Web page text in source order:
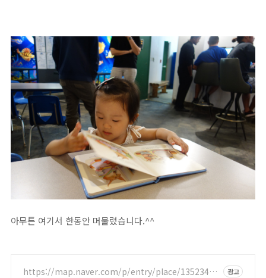
아무튼 여기서 한동안 머물렀습니다.^^
https://map.naver.com/p/entry/place/13523495
광고